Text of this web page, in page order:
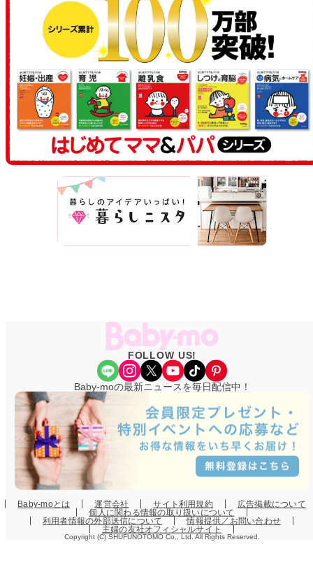
FOLLOW US!
Share Icon Instagram X YouTube TikTok Pinterest
Baby-moの最新ニュースを毎日配信中！
Baby-moとは 運営会社 サイト利用規約
広告掲載について
個人に関わる情報の取り扱いについて
利用者情報の外部送信について
情報提供／お問い合わせ
主婦の友社オフィシャルサイト
Copyright (C) SHUFUNOTOMO Co., Ltd. All Rights Reserved.